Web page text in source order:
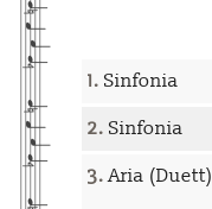
1. Sinfonia
2. Sinfonia
3.Aria (Duett)